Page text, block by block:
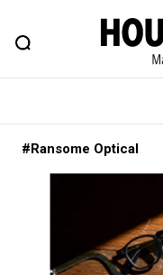
FEATURE
ヒップなファッション
#注目のタグ
#ESSENTIAL
#NEW VINTAGE
#Ransome Optical